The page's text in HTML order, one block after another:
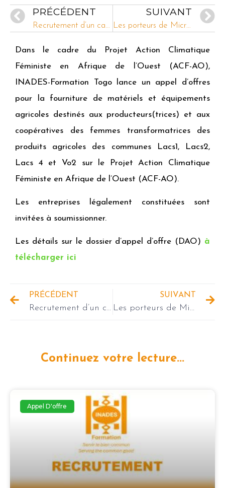
PRÉCÉDENT
Recrutement d’un cadre Chargé de Projet à INADES-Formation Cameroun Bureau de Yaoundé
SUIVANT
Les porteurs de Micro-Interventions d’Esse diffusent des pratiques agroécologiques innovantes
Dans le cadre du Projet Action Climatique
Féministe en Afrique de l’Ouest (ACF-AO),
INADES-Formation Togo lance un appel d’offres
pour la fourniture de matériels et équipements
agricoles destinés aux producteurs(trices) et aux
coopératives des femmes transformatrices des
produits agricoles des communes Lacs1, Lacs2,
Lacs 4 et Vo2 sur le Projet Action Climatique
Féministe en Afrique de l’Ouest (ACF-AO).
Les entreprises légalement constituées sont
invitées à soumissionner.
Les détails sur le dossier d’appel d’offre (DAO) à
télécharger ici
PRÉCÉDENT
Recrutement d’un cadre Chargé de Projet à INADES-Formation Cameroun Bureau de Yaoundé
SUIVANT
Les porteurs de Micro-Interventions d’Esse diffusent des pratiques agroécologiques innovantes
Continuez votre lecture...
Appel D'offre